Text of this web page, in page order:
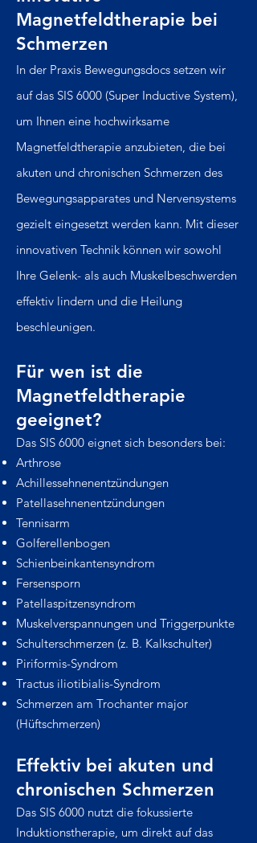
Magnetfeldtherapie bei
Schmerzen
In der Praxis Bewegungsdocs setzen wir
auf das SIS 6000 (Super Inductive System),
um Ihnen eine hochwirksame
Magnetfeldtherapie anzubieten, die bei
akuten und chronischen Schmerzen des
Bewegungsapparates und Nervensystems
gezielt eingesetzt werden kann. Mit dieser
innovativen Technik können wir sowohl
Ihre Gelenk- als auch Muskelbeschwerden
effektiv lindern und die Heilung
beschleunigen.
Für wen ist die
Magnetfeldtherapie
geeignet?
Das SIS 6000 eignet sich besonders bei:
Arthrose
Achillessehnenentzündungen
Patellasehnenentzündungen
Tennisarm
Golferellenbogen
Schienbeinkantensyndrom
Fersensporn
Patellaspitzensyndrom
Muskelverspannungen und Triggerpunkte
Schulterschmerzen (z. B. Kalkschulter)
Piriformis-Syndrom
Tractus iliotibialis-Syndrom
Schmerzen am Trochanter major
(Hüftschmerzen)
Effektiv bei akuten und
chronischen Schmerzen
Das SIS 6000 nutzt die fokussierte
Induktionstherapie, um direkt auf das